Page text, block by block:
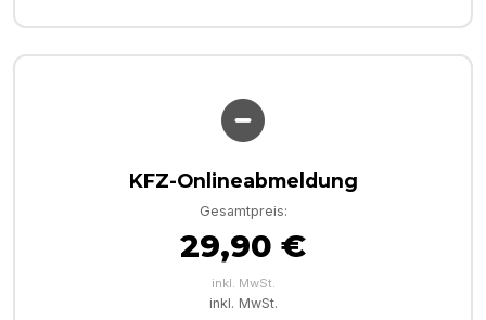
KFZ-Onlineabmeldung
Gesamtpreis:
29,90 €
inkl. MwSt.
inkl. MwSt.